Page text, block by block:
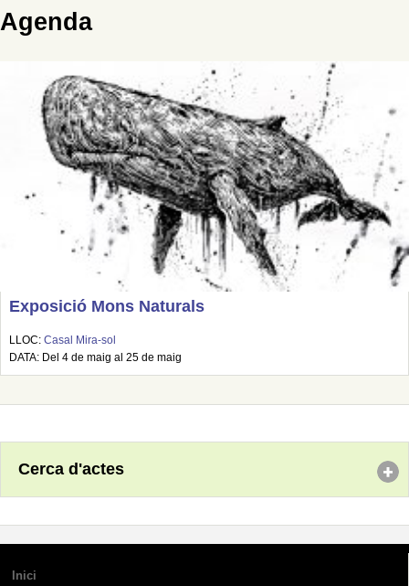
Agenda
Exposició Mons Naturals
LLOC: Casal Mira-sol
DATA: Del 4 de maig al 25 de maig
Cerca d'actes
Inici